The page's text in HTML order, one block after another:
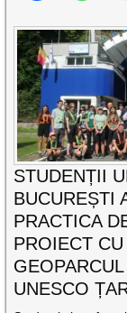
STUDENȚII
BUCUREȘTI
PRACTICA
PROIECT
UNESCO